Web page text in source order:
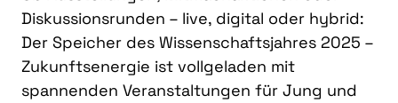
Diskussionsrunden – live, digital oder hybrid:
Der Speicher des Wissenschaftsjahres 2025 –
Zukunftsenergie ist vollgeladen mit
spannenden Veranstaltungen für Jung und